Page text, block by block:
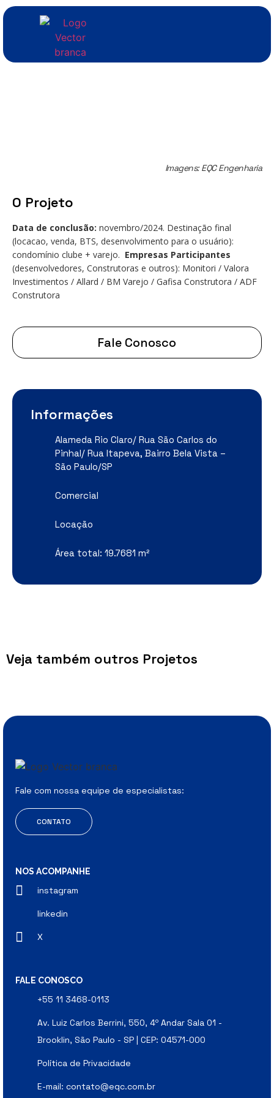
Imagens: EQC Engenharia
O Projeto
Data de conclusão: novembro/2024. Destinação final
(locacao, venda, BTS, desenvolvimento para o usuário):
condomínio clube + varejo. Empresas Participantes
(desenvolvedores, Construtoras e outros): Monitori / Valora
Investimentos / Allard / BM Varejo / Gafisa Construtora / ADF
Construtora
Fale Conosco
Informações
Alameda Rio Claro/ Rua São Carlos do
Pinhal/ Rua Itapeva, Bairro Bela Vista –
São Paulo/SP
Comercial
Locação
Área total: 19.7681 m²
Veja também outros Projetos
Fale com nossa equipe de especialistas:
CONTATO
NOS ACOMPANHE
instagram
linkedin
X
FALE CONOSCO
+55 11 3468-0113
Av. Luiz Carlos Berrini, 550, 4º Andar Sala 01 -
Brooklin, São Paulo - SP | CEP: 04571-000
Política de Privacidade
E-mail: contato@eqc.com.br